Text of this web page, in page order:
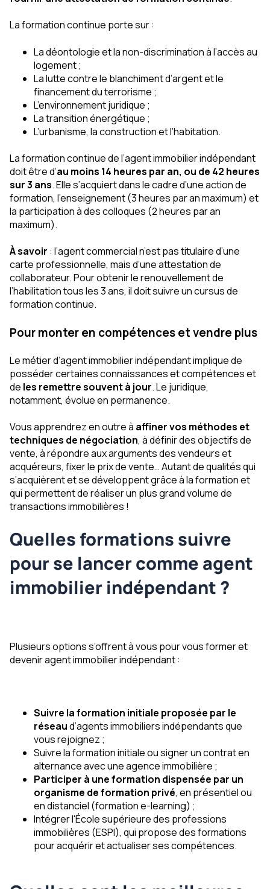
La formation continue porte sur :
La déontologie et la non-discrimination à l’accès au
logement ;
La lutte contre le blanchiment d’argent et le
financement du terrorisme ;
L’environnement juridique ;
La transition énergétique ;
L’urbanisme, la construction et l’habitation.
La formation continue de l’agent immobilier indépendant
doit être d’au moins 14 heures par an, ou de 42 heures
sur 3 ans. Elle s’acquiert dans le cadre d’une action de
formation, l’enseignement (3 heures par an maximum) et
la participation à des colloques (2 heures par an
maximum).
À savoir : l’agent commercial n’est pas titulaire d’une
carte professionnelle, mais d’une attestation de
collaborateur. Pour obtenir le renouvellement de
l’habilitation tous les 3 ans, il doit suivre un cursus de
formation continue.
Pour monter en compétences et vendre plus
Le métier d’agent immobilier indépendant implique de
posséder certaines connaissances et compétences et
de les remettre souvent à jour. Le juridique,
notamment, évolue en permanence.
Vous apprendrez en outre à affiner vos méthodes et
techniques de négociation, à définir des objectifs de
vente, à répondre aux arguments des vendeurs et
acquéreurs, fixer le prix de vente… Autant de qualités qui
s’acquièrent et se développent grâce à la formation et
qui permettent de réaliser un plus grand volume de
transactions immobilières !
Quelles formations suivre
pour se lancer comme agent
immobilier indépendant ?
Plusieurs options s’offrent à vous pour vous former et
devenir agent immobilier indépendant :
Suivre la formation initiale proposée par le
réseaud’agents immobiliers indépendants que
vous rejoignez ;
Suivre la formation initiale ou signer un contrat en
alternance avec une agence immobilière ;
Participer à une formation dispensée par un
organisme de formation privé, en présentiel ou
en distanciel (formation e-learning) ;
Intégrer l'École supérieure des professions
immobilières (ESPI), qui propose des formations
pour acquérir et actualiser ses compétences.